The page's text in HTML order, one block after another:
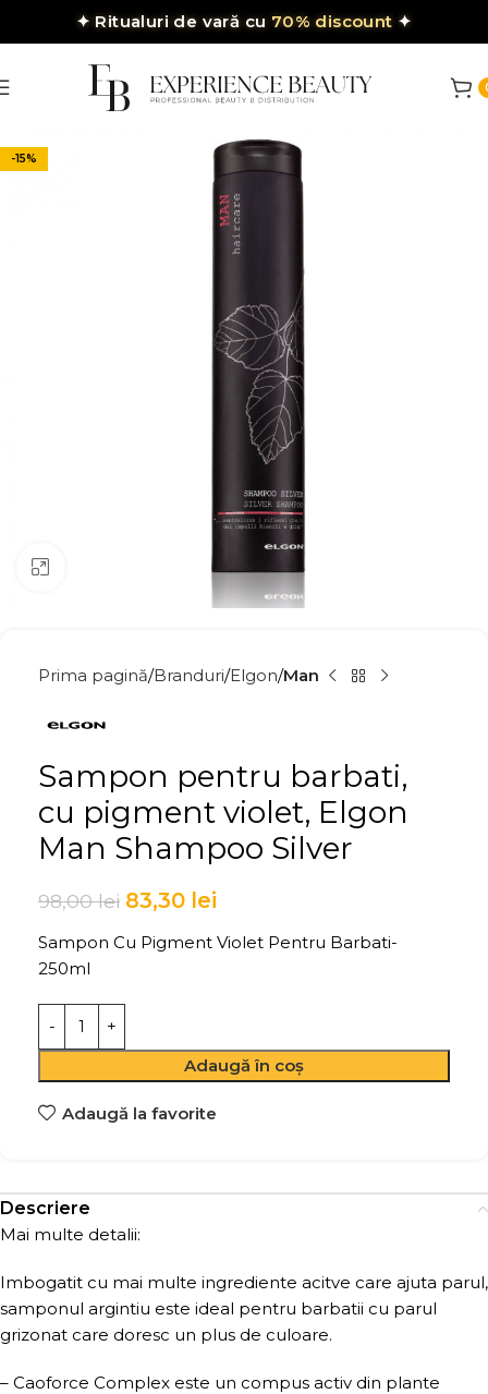
✦ Ritualuri de vară cu 70% discount ✦
-15%
Prima pagină Branduri Elgon Man
Sampon pentru barbati,
cu pigment violet, Elgon
Man Shampoo Silver
98,00lei 83,30 lei
Sampon Cu Pigment Violet Pentru Barbati-
250ml
Adaugă în coș
Adaugă la favorite
Descriere
Mai multe detalii:
Imbogatit cu mai multe ingrediente acitve care ajuta parul,
samponul argintiu este ideal pentru barbatii cu parul
grizonat care doresc un plus de culoare.
– Caoforce Complex este un compus activ din plante